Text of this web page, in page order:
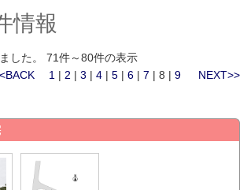
情報
した。 71件～80件の表示
1 | 2 |3 |4 |5 |6 |7 | 8 |9 NEXT>>